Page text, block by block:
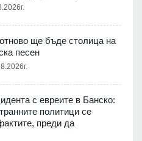
ще бъде столица на
песен
с евреите в Банско:
политици се
преди да